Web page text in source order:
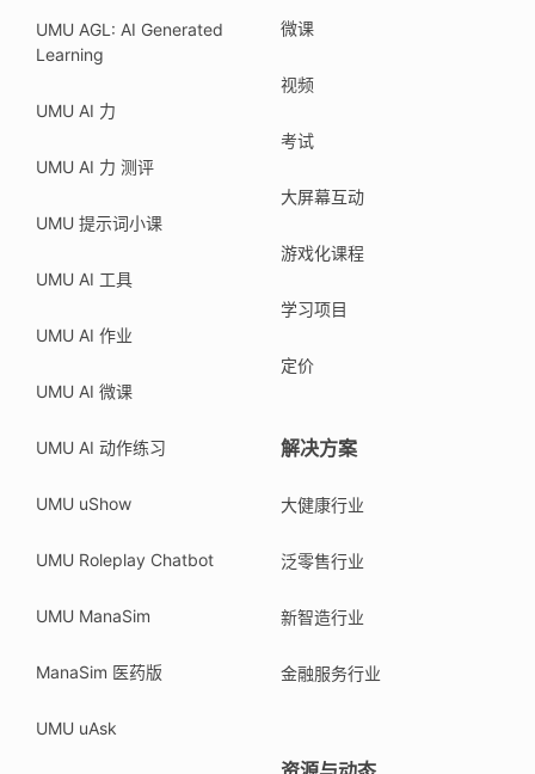
UMU AGL: AI Generated
Learning
UMU AI 力
UMU AI 力 测评
UMU 提示词小课
UMU AI 工具
UMU AI 作业
UMU AI 微课
UMU AI 动作练习
UMU uShow
UMU Roleplay Chatbot
UMU ManaSim
ManaSim 医药版
UMU uAsk
微课
视频
考试
大屏幕互动
游戏化课程
学习项目
定价
解决方案
大健康行业
泛零售行业
新智造行业
金融服务行业